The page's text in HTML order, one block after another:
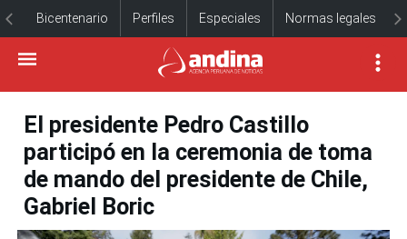
Bicentenario Perfiles Especiales Normas legales
El presidente Pedro Castillo
participó en la ceremonia de toma
de mando del presidente de Chile,
Gabriel Boric